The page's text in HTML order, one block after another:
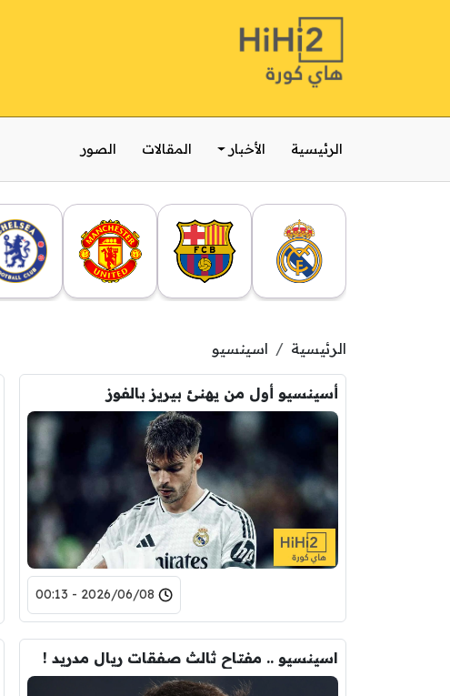
الرئيسية الأخبار المقالات الصور
الرئيسية اسينسيو
أسينسيو أول من يهنئ بيريز بالفوز
2026/06/08 - 00:13
اسينسيو .. مفتاح ثالث صفقات ريال مدريد !